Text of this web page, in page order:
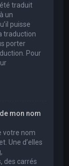
traduit
un
puisse
traduction
porter
Pour
mon nom
votre nom
Une d’elles
des carrés